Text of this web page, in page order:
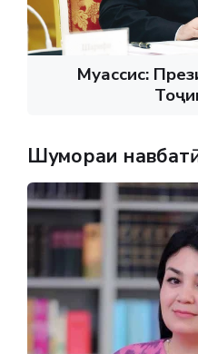
Муассис:
Шумораи